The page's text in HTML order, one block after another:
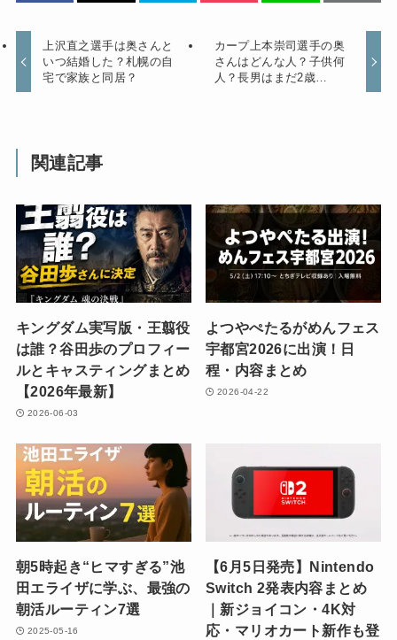
上沢直之選手は奥さんと
いつ結婚した？札幌の自
宅で家族と同居？
カープ上本崇司選手の奥
さんはどんな人？子供何
人？長男はまだ2歳…
関連記事
キングダム実写版・王翦役
は誰？谷田歩のプロフィー
ルとキャスティングまとめ
【2026年最新】
2026-06-03
よつやぺたるがめんフェス
宇都宮2026に出演！日
程・内容まとめ
2026-04-22
朝5時起き“ヒマすぎる”池
田エライザに学ぶ、最強の
朝活ルーティン7選
2025-05-16
【6月5日発売】Nintendo
Switch 2発表内容まとめ
｜新ジョイコン・4K対
応・マリオカート新作も登